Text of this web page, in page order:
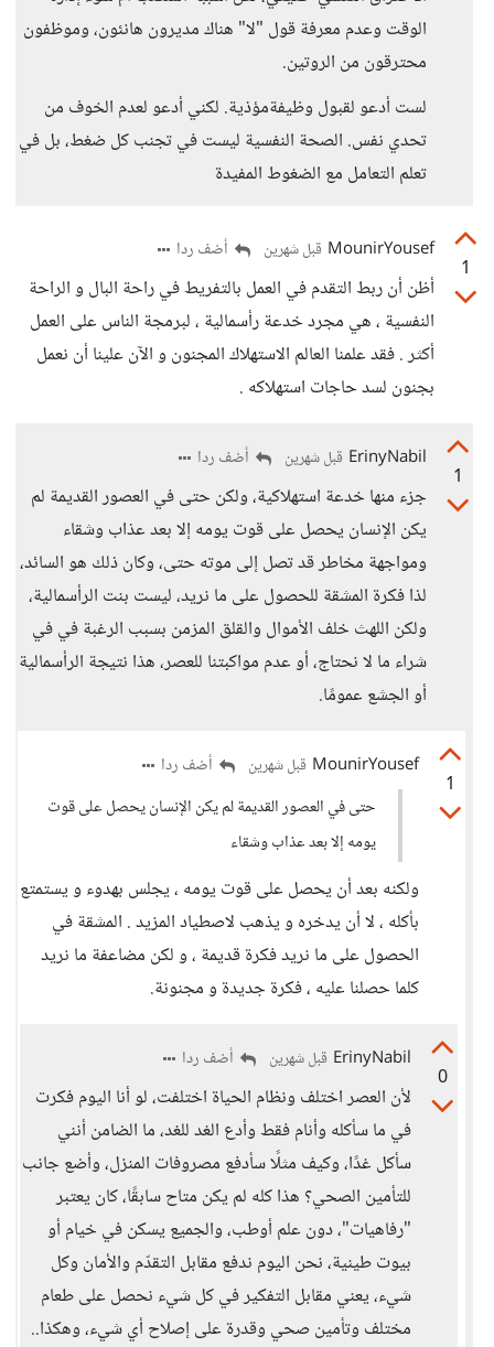
الوقت وعدم معرفة قول "لا" هناك مديرون هانئون، وموظفون
محترقون من الروتين.
لست أدعو لقبول وظيفةمؤذية. لكني أدعو لعدم الخوف من
تحدي نفس. الصحة النفسية ليست في تجنب كل ضغط، بل في
تعلم التعامل مع الضغوط المفيدة
1
MounirYousef قبل شهرين أضف ردا
أظن أن ربط التقدم في العمل بالتفريط في راحة البال و الراحة
النفسية ، هي مجرد خدعة رأسمالية ، لبرمجة الناس على العمل
أكثر . فقد علمنا العالم الاستهلاك المجنون و الآن علينا أن نعمل
بجنون لسد حاجات استهلاكه .
1
ErinyNabil قبل شهرين أضف ردا
جزء منها خدعة استهلاكية، ولكن حتى في العصور القديمة لم
يكن الإنسان يحصل على قوت يومه إلا بعد عذاب وشقاء
ومواجهة مخاطر قد تصل إلى موته حتى، وكان ذلك هو السائد،
لذا فكرة المشقة للحصول على ما نريد، ليست بنت الرأسمالية،
ولكن اللهث خلف الأموال والقلق المزمن بسبب الرغبة في في
شراء ما لا نحتاج، أو عدم مواكبتنا للعصر، هذا نتيجة الرأسمالية
أو الجشع عمومًا.
1
MounirYousef قبل شهرين
أضف ردا
حتى في العصور القديمة لم يكن الإنسان يحصل على قوت
يومه إلا بعد عذاب وشقاء
ولكنه بعد أن يحصل على قوت يومه ، يجلس بهدوء و يستمتع
بأكله ، لا أن يدخره و يذهب لاصطياد المزيد . المشقة في
الحصول على ما نريد فكرة قديمة ، و لكن مضاعفة ما نريد
كلما حصلنا عليه ، فكرة جديدة و مجنونة.
0
ErinyNabil قبل شهرين أضف ردا
لأن العصر اختلف ونظام الحياة اختلفت، لو أنا اليوم فكرت
في ما سأكله وأنام فقط وأدع الغد للغد، ما الضامن أنني
سأكل غدًا، وكيف مثلًا سأدفع مصروفات المنزل، وأضع جانب
للتأمين الصحي؟ هذا كله لم يكن متاح سابقًا، كان يعتبر
"رفاهيات"، دون علم أوطب، والجميع يسكن في خيام أو
بيوت طينية، نحن اليوم ندفع مقابل التقدّم والأمان وكل
شيء، يعني مقابل التفكير في كل شيء نحصل على طعام
مختلف وتأمين صحي وقدرة على إصلاح أي شيء، وهكذا..